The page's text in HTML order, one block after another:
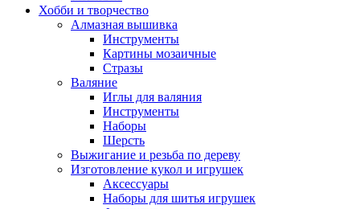
Хобби и творчество
Алмазная вышивка
Инструменты
Картины мозаичные
Стразы
Валяние
Иглы для валяния
Инструменты
Наборы
Шерсть
Выжигание и резьба по дереву
Изготовление кукол и игрушек
Аксессуары
Наборы для шитья игрушек